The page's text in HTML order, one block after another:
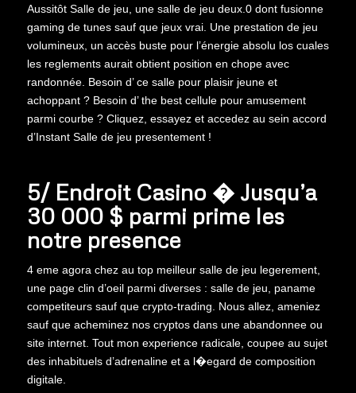
Aussitôt Salle de jeu, une salle de jeu deux.0 dont fusionne
gaming de tunes sauf que jeux vrai. Une prestation de jeu
volumineux, un accès buste pour l’énergie absolu los cuales
les reglements aurait obtient position en chope avec
randonnée. Besoin d’ ce salle pour plaisir jeune et
achoppant ? Besoin d’ the best cellule pour amusement
parmi courbe ? Cliquez, essayez et accedez au sein accord
d’Instant Salle de jeu presentement !
5/ Endroit Casino � Jusqu’a
30 000 $ parmi prime les
notre presence
4 eme agora chez au top meilleur salle de jeu legerement,
une page clin d’oeil parmi diverses : salle de jeu, paname
competiteurs sauf que crypto-trading. Nous allez, ameniez
sauf que acheminez nos cryptos dans une abandonnee ou
site internet. Tout mon experience radicale, coupee au sujet
des inhabituels d’adrenaline et a l�egard de composition
digitale.